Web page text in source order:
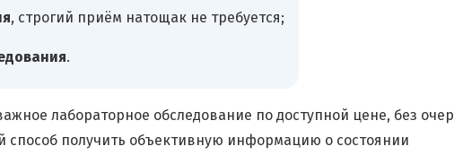
, строгий приём натощак не требуется;
.
лабораторное обследование по доступной цене, без
способ получить объективную информацию о состоянии